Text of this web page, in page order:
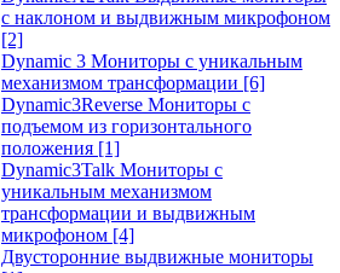
с наклоном и выдвижным микрофоном
[2]
Dynamic 3 Мониторы с уникальным
механизмом трансформации [6]
Dynamic3Reverse Мониторы с
подъемом из горизонтального
положения [1]
Dynamic3Talk Мониторы с
уникальным механизмом
трансформации и выдвижным
микрофоном [4]
Двусторонние выдвижные мониторы